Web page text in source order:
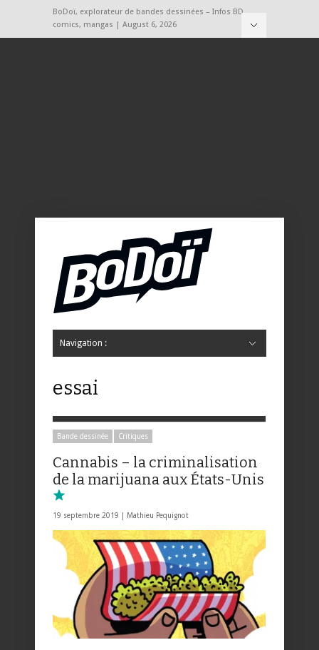
BoDoï, explorateur de bandes dessinées – Infos BD,
comics, mangas | August 6, 2026
Navigation :
essai
Bande dessinée Critiques
Cannabis – la criminalisation
de la marijuana aux États-Unis
19 septembre 2019 | Mathieu Pequignot